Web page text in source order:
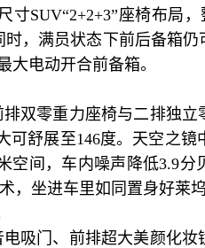
寸SUV“2+2+3”座椅布局，
时， 满员状态下前后备箱仍
大电动开合前备箱。
双零重力座椅与二排独
可舒展至146度。天空之镜
空间，车内噪声 降低3.9分
，坐进车里如同置身好莱
电吸门、前排超大美颜化